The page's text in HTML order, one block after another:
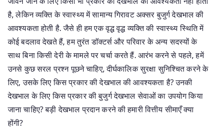
है, लेकिन व्यक्ति के स्वास्थ्य में सामान्य गिरावट अक्सर बुजुर्ग देखभाल की
आवश्यकता होती है. जैसे ही हम एक वृद्ध वृद्ध व्यक्ति की स्वास्थ्य स्थिति में
कोई बदलाव देखते हैं, हम तुरंत डॉक्टर्स और परिवार के अन्य सदस्यों के
साथ बिना किसी देरी के मामले पर चर्चा करते हैं. आरंभ करने से पहले, हमें
उनसे कुछ सरल प्रश्न पूछने चाहिए, दीर्घकालिक सुरक्षा सुनिश्चित करने के
लिए, उसके लिए किस प्रकार की देखभाल की आवश्यकता है? उनकी
देखभाल के लिए किस प्रकार की बुजुर्ग देखभाल सेवाओं का उपयोग किया
जाना चाहिए? बड़ी देखभाल प्रदान करने की हमारी वित्तीय सीमाएँ क्या
होंगी?